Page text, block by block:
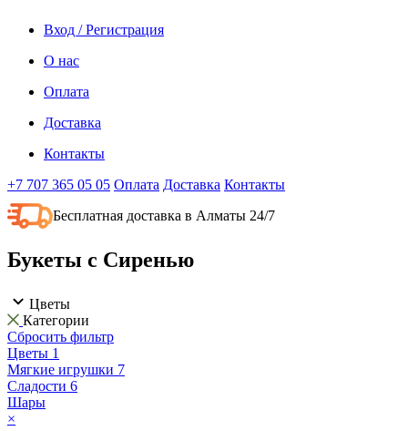
Вход / Регистрация
О нас
Оплата
Доставка
Контакты
+7 707 365 05 05 Оплата Доставка Контакты
Бесплатная доставка в Алматы 24/7
Букеты с Сиренью
Цветы
Категории
Сбросить фильтр
Цветы 1
Мягкие игрушки 7
Сладости 6
Шары
×